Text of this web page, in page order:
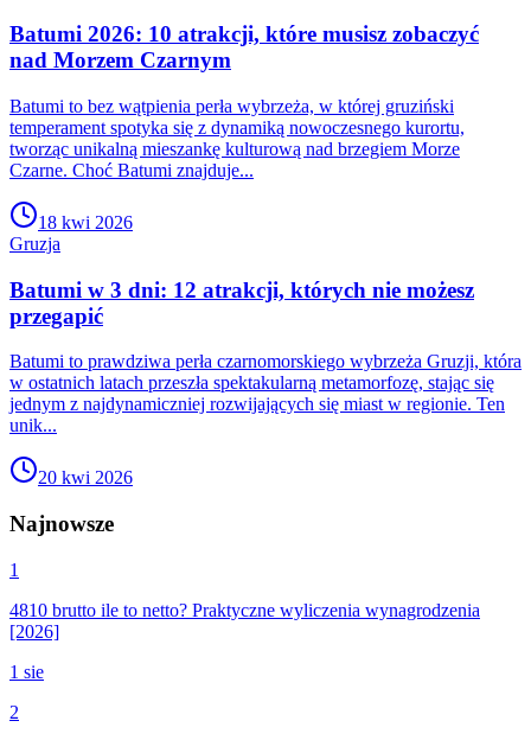
Batumi 2026: 10 atrakcji, które musisz zobaczyć
nad Morzem Czarnym
Batumi to bez wątpienia perła wybrzeża, w której gruziński
temperament spotyka się z dynamiką nowoczesnego kurortu,
tworząc unikalną mieszankę kulturową nad brzegiem Morze
Czarne. Choć Batumi znajduje...
18 kwi 2026
Gruzja
Batumi w 3 dni: 12 atrakcji, których nie możesz
przegapić
Batumi to prawdziwa perła czarnomorskiego wybrzeża Gruzji, która
w ostatnich latach przeszła spektakularną metamorfozę, stając się
jednym z najdynamiczniej rozwijających się miast w regionie. Ten
unik...
20 kwi 2026
Najnowsze
1
4810 brutto ile to netto? Praktyczne wyliczenia wynagrodzenia
[2026]
1 sie
2